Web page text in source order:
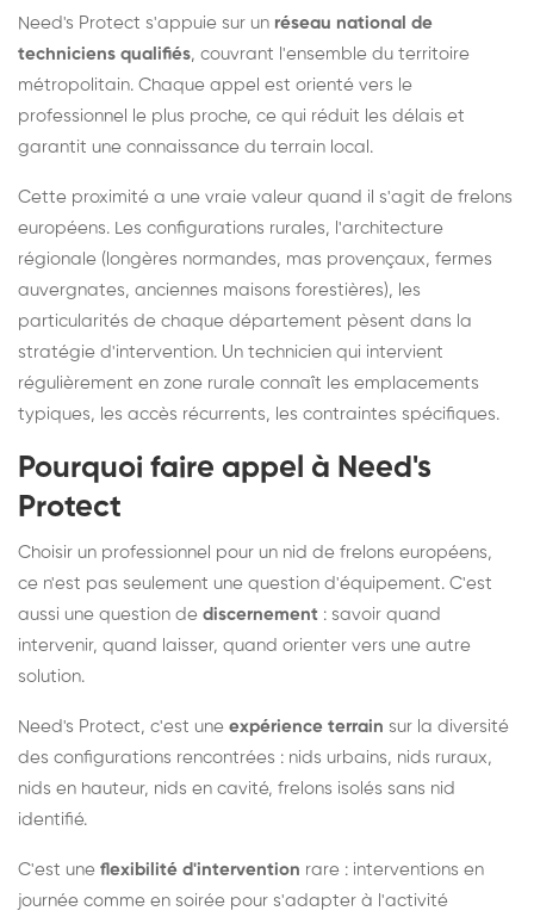
Need's Protect s'appuie sur un réseau national de
techniciens qualifiés, couvrant l'ensemble du territoire
métropolitain. Chaque appel est orienté vers le
professionnel le plus proche, ce qui réduit les délais et
garantit une connaissance du terrain local.
Cette proximité a une vraie valeur quand il s'agit de frelons
européens. Les configurations rurales, l'architecture
régionale (longères normandes, mas provençaux, fermes
auvergnates, anciennes maisons forestières), les
particularités de chaque département pèsent dans la
stratégie d'intervention. Un technicien qui intervient
régulièrement en zone rurale connaît les emplacements
typiques, les accès récurrents, les contraintes spécifiques.
Pourquoi faire appel à Need's
Protect
Choisir un professionnel pour un nid de frelons européens,
ce n'est pas seulement une question d'équipement. C'est
aussi une question de discernement : savoir quand
intervenir, quand laisser, quand orienter vers une autre
solution.
Need's Protect, c'est une expérience terrain sur la diversité
des configurations rencontrées : nids urbains, nids ruraux,
nids en hauteur, nids en cavité, frelons isolés sans nid
identifié.
C'est une flexibilité d'intervention rare : interventions en
journée comme en soirée pour s'adapter à l'activité